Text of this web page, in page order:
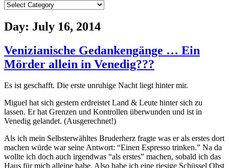
What
Day: July 16, 2014
Venizianische Gedankengänge … Ein
Mörder allein in Venedig???
Es ist geschafft. Die erste unruhige Nacht liegt hinter mir.
Miguel hat sich gestern erdreistet Land & Leute hinter sich zu
lassen. Er hat Grenzen und Kontrollen überwunden und ist in
Venedig gelandet. (Ausgerechnet!)
Als ich mein Selbsterwähltes Bruderherz fragte was er als erstes dort
machen würde war seine Antwort: “Einen Espresso trinken.” Na da
wollte ich doch auch irgendwas “als erstes” machen, sobald ich das
Haus für mich alleine habe. Also habe ich eine riesige Schüssel Obst